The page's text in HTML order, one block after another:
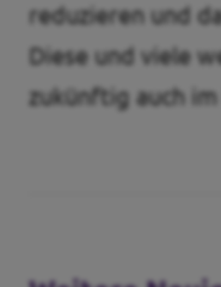
reduzieren und
Diese und viele
zukünftig auch